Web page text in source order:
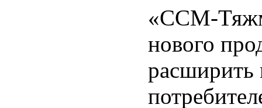
«ССМ-
нового
расширить